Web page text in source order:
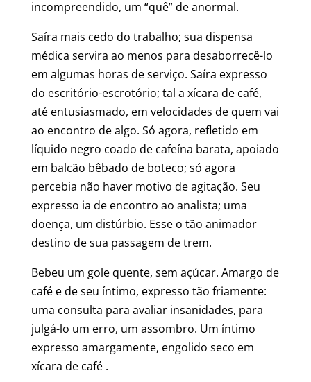
incompreendido, um “quê” de anormal.
Saíra mais cedo do trabalho; sua dispensa
médica servira ao menos para desaborrecê-lo
em algumas horas de serviço. Saíra expresso
do escritório-escrotório; tal a xícara de café,
até entusiasmado, em velocidades de quem vai
ao encontro de algo. Só agora, refletido em
líquido negro coado de cafeína barata, apoiado
em balcão bêbado de boteco; só agora
percebia não haver motivo de agitação. Seu
expresso ia de encontro ao analista; uma
doença, um distúrbio. Esse o tão animador
destino de sua passagem de trem.
Bebeu um gole quente, sem açúcar. Amargo de
café e de seu íntimo, expresso tão friamente:
uma consulta para avaliar insanidades, para
julgá-lo um erro, um assombro. Um íntimo
expresso amargamente, engolido seco em
xícara de café .